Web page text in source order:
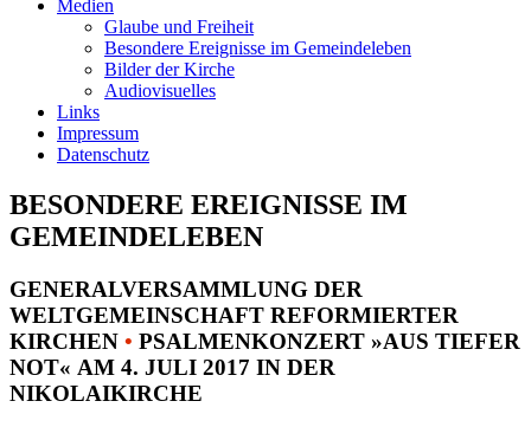
Medien
Glaube und Freiheit
Besondere Ereignisse im Gemeindeleben
Bilder der Kirche
Audiovisuelles
Links
Impressum
Datenschutz
BESONDERE EREIGNISSE IM
GEMEINDELEBEN
GENERALVERSAMMLUNG DER
WELTGEMEINSCHAFT REFORMIERTER
KIRCHEN • PSALMENKONZERT »AUS TIEFER
NOT« AM 4. JULI 2017 IN DER
NIKOLAIKIRCHE